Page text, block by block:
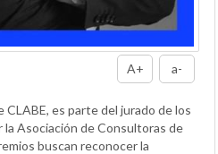
A+ a-
CLABE, es parte del jurado de los
la Asociación de Consultoras de
buscan reconocer la